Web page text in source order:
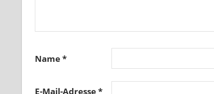
Name*
E-Mail-Adresse*